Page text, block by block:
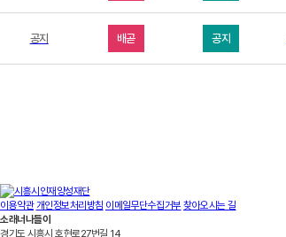
공지 배곧 공지
이용약관 개인정보처리방침 이메일무단수집거부찾아오시는 길
소래너나들이
경기도 시흥시 호현로27번길 14